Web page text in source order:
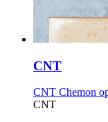
CNT
CNT Chemon
CNT